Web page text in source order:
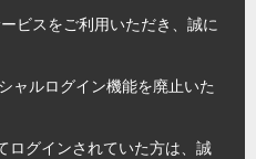
ビスをご利用いただき、誠に
ャルログイン機能を廃止いた
ログインされていた方は、誠